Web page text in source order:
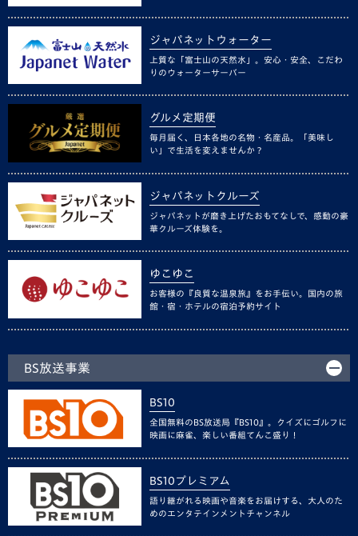
ジャパネットウォーター
上質な「富士山の天然水」。安心・安全、こだわ
りのウォーターサーバー
グルメ定期便
毎月届く、日本各地の名物・名産品。「美味し
い」で生活を変えませんか？
ジャパネットクルーズ
ジャパネットが磨き上げたおもてなしで、感動の豪
華クルーズ体験を。
ゆこゆこ
お客様の『良質な温泉旅』をお手伝い。国内の旅
館・宿・ホテルの宿泊予約サイト
BS放送事業
BS10
全国無料のBS放送局『BS10』。クイズにゴルフに
映画に麻雀、楽しい番組てんこ盛り！
BS10プレミアム
語り継がれる映画や音楽をお届けする、大人のた
めのエンタテインメントチャンネル